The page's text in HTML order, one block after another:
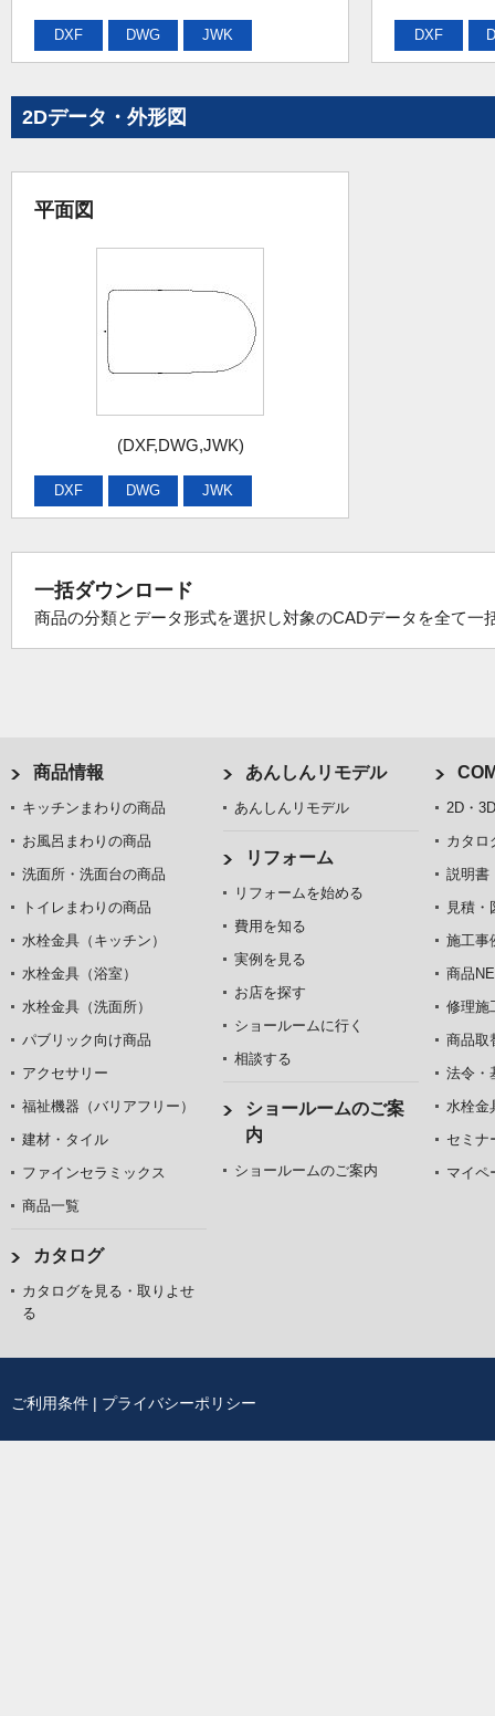
DXF DWG JWK DXF
2Dデータ・外形図
平面図
(DXF,DWG,JWK)
DXF DWG JWK
一括ダウンロード
商品の分類とデータ形式を選択し対象のCADデータを全て一
商品情報
キッチンまわりの商品
お風呂まわりの商品
洗面所・洗面台の商品
トイレまわりの商品
水栓金具（キッチン）
水栓金具（浴室）
水栓金具（洗面所）
パブリック向け商品
アクセサリー
福祉機器（バリアフリー）
建材・タイル
ファインセラミックス
商品一覧
カタログ
カタログを見る・取りよせ
る
あんしんリモデル
あんしんリモデル
リフォーム
リフォームを始める
費用を知る
実例を見る
お店を探す
ショールームに行く
相談する
ショールームのご案
内
ショールームのご案内
2D・
カタロ
説明書
見積・
施工事
商品
修理施
商品取
法令・
水栓金
セミナ
マイペ
ご利用条件 | プライバシーポリシー